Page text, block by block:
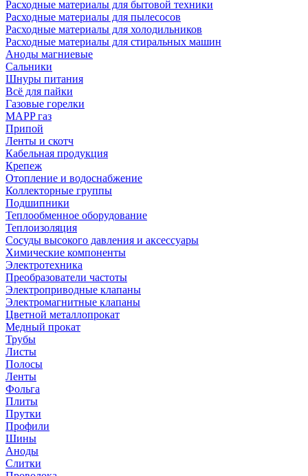
Расходные материалы для бытовой техники
Расходные материалы для пылесосов
Расходные материалы для холодильников
Расходные материалы для стиральных машин
Аноды магниевые
Сальники
Шнуры питания
Всё для пайки
Газовые горелки
MAPP газ
Припой
Ленты и скотч
Кабельная продукция
Крепеж
Отопление и водоснабжение
Коллекторные группы
Подшипники
Теплообменное оборудование
Теплоизоляция
Сосуды высокого давления и аксессуары
Химические компоненты
Электротехника
Преобразователи частоты
Электроприводные клапаны
Электромагнитные клапаны
Цветной металлопрокат
Медный прокат
Трубы
Листы
Полосы
Ленты
Фольга
Плиты
Прутки
Профили
Шины
Аноды
Слитки